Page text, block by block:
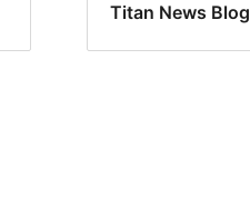
Titan News Blog